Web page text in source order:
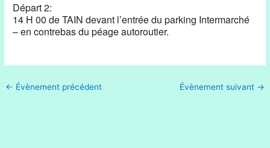
Départ 2:
14 H 00 de TAIN devant l’entrée du parking Intermarché
– en contrebas du péage autoroutier.
← Évènement précédent Évènement suivant →